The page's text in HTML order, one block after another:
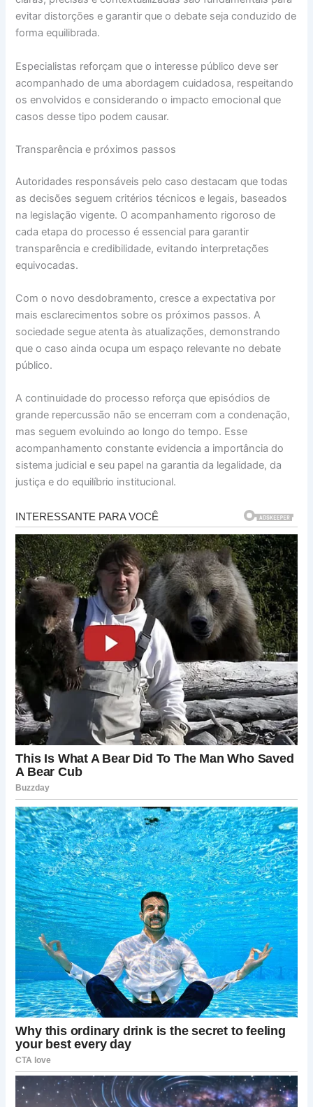
evitar distorções e garantir que o debate seja conduzido de
forma equilibrada.
Especialistas reforçam que o interesse público deve ser
acompanhado de uma abordagem cuidadosa, respeitando
os envolvidos e considerando o impacto emocional que
casos desse tipo podem causar.
Transparência e próximos passos
Autoridades responsáveis pelo caso destacam que todas
as decisões seguem critérios técnicos e legais, baseados
na legislação vigente. O acompanhamento rigoroso de
cada etapa do processo é essencial para garantir
transparência e credibilidade, evitando interpretações
equivocadas.
Com o novo desdobramento, cresce a expectativa por
mais esclarecimentos sobre os próximos passos. A
sociedade segue atenta às atualizações, demonstrando
que o caso ainda ocupa um espaço relevante no debate
público.
A continuidade do processo reforça que episódios de
grande repercussão não se encerram com a condenação,
mas seguem evoluindo ao longo do tempo. Esse
acompanhamento constante evidencia a importância do
sistema judicial e seu papel na garantia da legalidade, da
justiça e do equilíbrio institucional.